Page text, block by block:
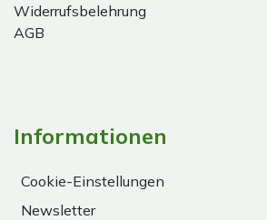
Widerrufsbelehrung
AGB
Informationen
Cookie-Einstellungen
Newsletter